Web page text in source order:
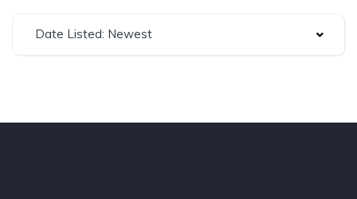
Date Listed: Newest